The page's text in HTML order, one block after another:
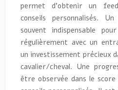
permet d’obtenir un
conseils personnalisés.
souvent indispensable
régulièrement avec un
un investissement précieux
cavalier/cheval. Une
être observée dans le score